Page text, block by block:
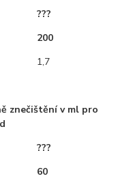
???
200
1,7
znečištění v ml pro
???
60